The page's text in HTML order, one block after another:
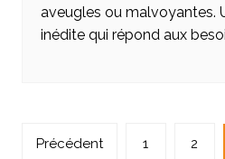
aveugles ou malvoyantes.
inédite qui répond aux
Navigation
Précédent 1 2